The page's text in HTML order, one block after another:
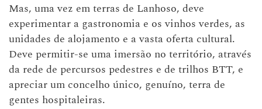
Mas, uma vez em terras de Lanhoso, deve
experimentar a gastronomia e os vinhos verdes, as
unidades de alojamento e a vasta oferta cultural.
Deve permitir-se uma imersão no território, através
da rede de percursos pedestres e de trilhos BTT, e
apreciar um concelho único, genuíno, terra de
gentes hospitaleiras.